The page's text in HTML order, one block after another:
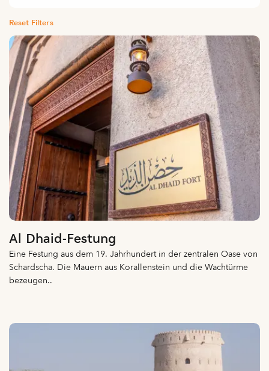
Reset Filters
Al Dhaid-Festung
Eine Festung aus dem 19. Jahrhundert in der zentralen Oase von
Schardscha. Die Mauern aus Korallenstein und die Wachtürme
bezeugen..